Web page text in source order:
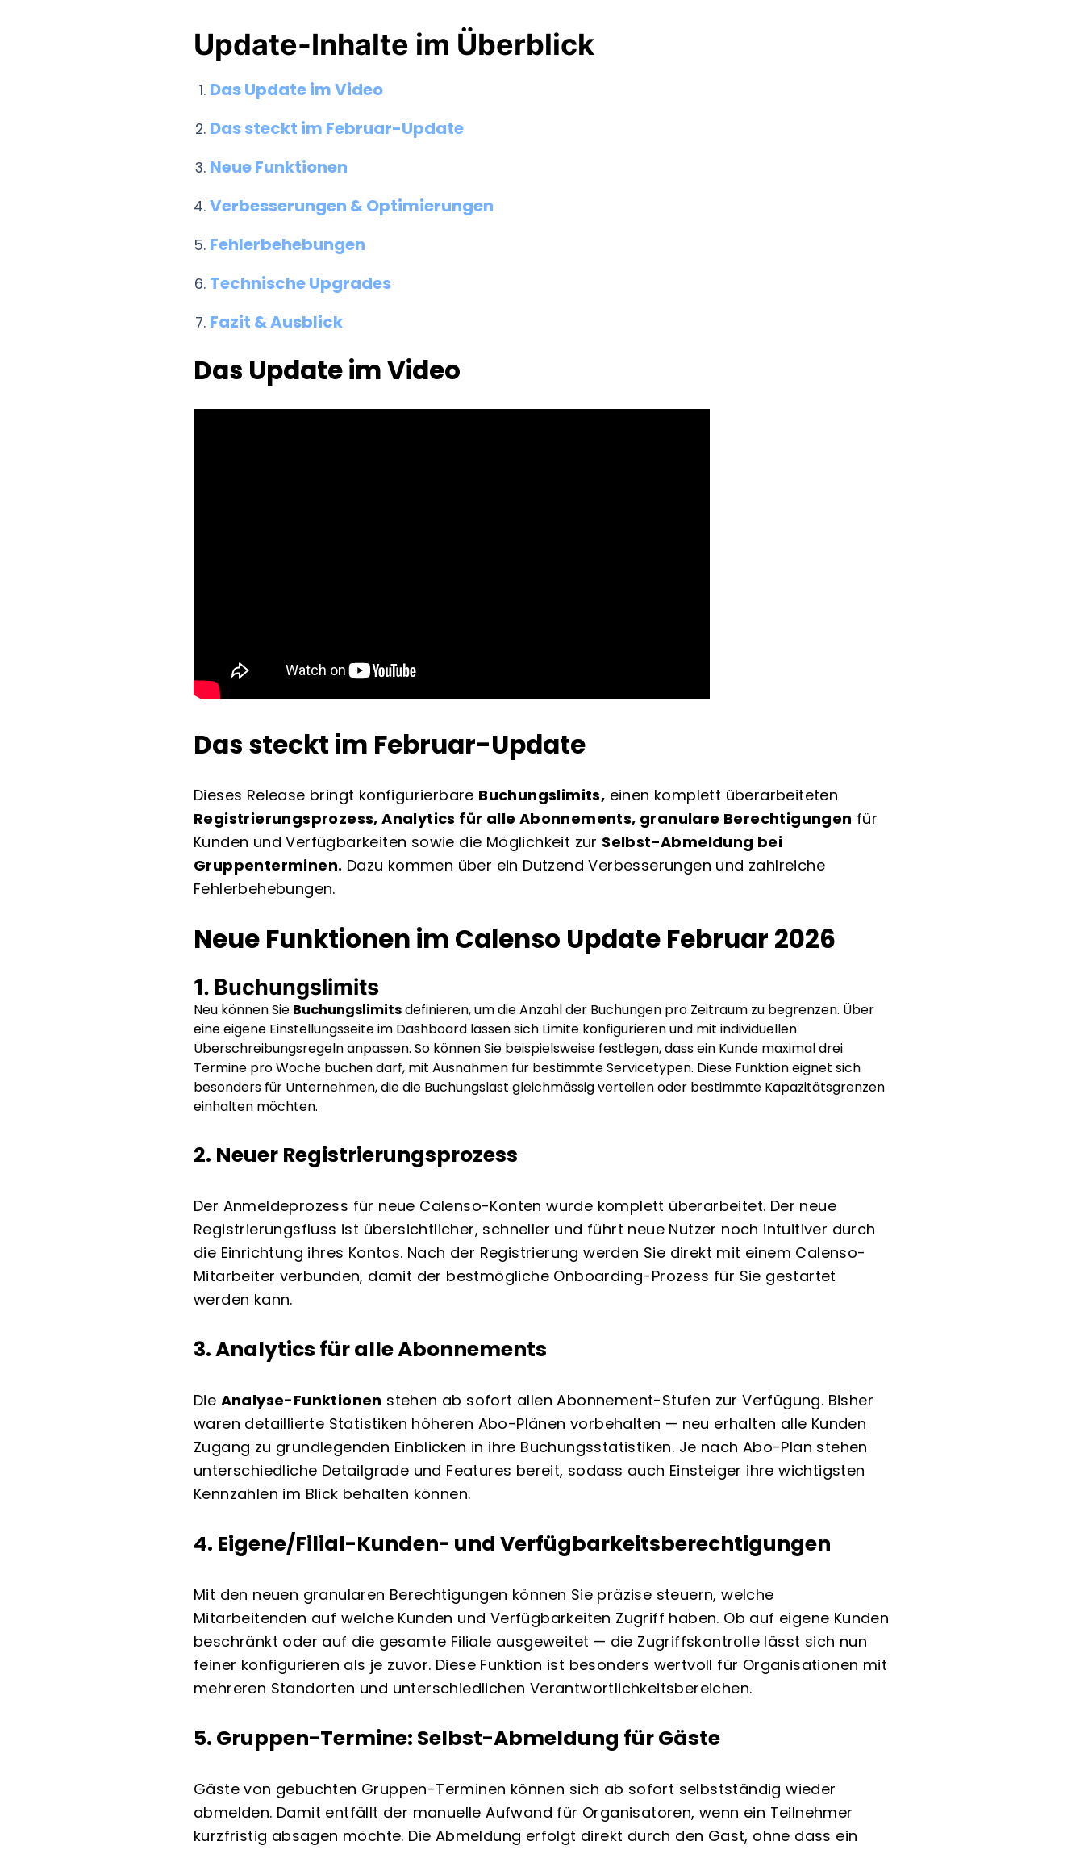
Update-Inhalte im Überblick
Das Update im Video
Das steckt im Februar-Update
Neue Funktionen
Verbesserungen & Optimierungen
Fehlerbehebungen
Technische Upgrades
Fazit & Ausblick
Das Update im Video
Das steckt im Februar-Update
Dieses Release bringt konfigurierbare Buchungslimits, einen komplett überarbeiteten
Registrierungsprozess, Analytics für alle Abonnements, granulare Berechtigungen für
Kunden und Verfügbarkeiten sowie die Möglichkeit zur Selbst-Abmeldung bei
Gruppenterminen. Dazu kommen über ein Dutzend Verbesserungen und zahlreiche
Fehlerbehebungen.
Neue Funktionen im Calenso Update Februar 2026
1. Buchungslimits
Neu können Sie Buchungslimitsdefinieren, um die Anzahl der Buchungen pro Zeitraum zu begrenzen. Über
eine eigene Einstellungsseite im Dashboard lassen sich Limite konfigurieren und mit individuellen
Überschreibungsregeln anpassen. So können Sie beispielsweise festlegen, dass ein Kunde maximal drei
Termine pro Woche buchen darf, mit Ausnahmen für bestimmte Servicetypen. Diese Funktion eignet sich
besonders für Unternehmen, die die Buchungslast gleichmässig verteilen oder bestimmte Kapazitätsgrenzen
einhalten möchten.
2. Neuer Registrierungsprozess
Der Anmeldeprozess für neue Calenso-Konten wurde komplett überarbeitet. Der neue
Registrierungsfluss ist übersichtlicher, schneller und führt neue Nutzer noch intuitiver durch
die Einrichtung ihres Kontos. Nach der Registrierung werden Sie direkt mit einem Calenso-
Mitarbeiter verbunden, damit der bestmögliche Onboarding-Prozess für Sie gestartet
werden kann.
3. Analytics für alle Abonnements
Die Analyse-Funktionen stehen ab sofort allen Abonnement-Stufen zur Verfügung. Bisher
waren detaillierte Statistiken höheren Abo-Plänen vorbehalten — neu erhalten alle Kunden
Zugang zu grundlegenden Einblicken in ihre Buchungsstatistiken. Je nach Abo-Plan stehen
unterschiedliche Detailgrade und Features bereit, sodass auch Einsteiger ihre wichtigsten
Kennzahlen im Blick behalten können.
4. Eigene/Filial-Kunden- und Verfügbarkeitsberechtigungen
Mit den neuen granularen Berechtigungen können Sie präzise steuern, welche
Mitarbeitenden auf welche Kunden und Verfügbarkeiten Zugriff haben. Ob auf eigene Kunden
beschränkt oder auf die gesamte Filiale ausgeweitet — die Zugriffskontrolle lässt sich nun
feiner konfigurieren als je zuvor. Diese Funktion ist besonders wertvoll für Organisationen mit
mehreren Standorten und unterschiedlichen Verantwortlichkeitsbereichen.
5. Gruppen-Termine: Selbst-Abmeldung für Gäste
Gäste von gebuchten Gruppen-Terminen können sich ab sofort selbstständig wieder
abmelden. Damit entfällt der manuelle Aufwand für Organisatoren, wenn ein Teilnehmer
kurzfristig absagen möchte. Die Abmeldung erfolgt direkt durch den Gast, ohne dass ein